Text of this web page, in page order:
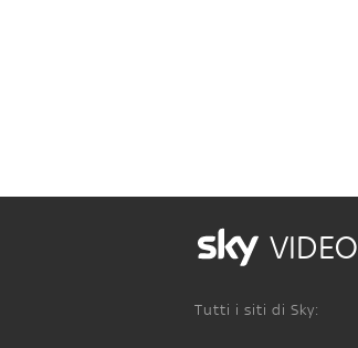
VIDEO
Tutti i siti di Sky: